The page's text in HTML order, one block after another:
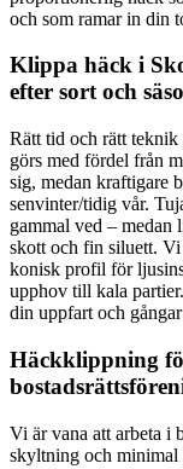
och som ramar in din
Klippa häck i
efter sort och
Rätt tid och rätt
görs med fördel från
sig, medan kraftigare
senvinter/tidig vår.
gammal ved – medan
skott och fin siluett.
konisk profil för
upphov till kala
din uppfart och
Häckklippning
Vi är vana att arbeta i
skyltning och minimal